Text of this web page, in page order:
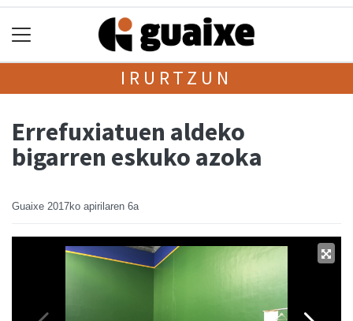
IRURTZUN
Errefuxiatuen aldeko
bigarren eskuko azoka
Guaixe 2017ko apirilaren 6a